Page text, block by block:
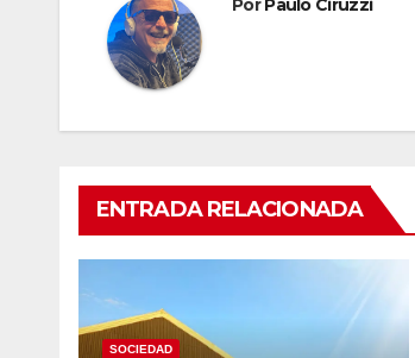
PorPaulo Ciruzzi
ENTRADA RELACIONADA
SOCIEDAD